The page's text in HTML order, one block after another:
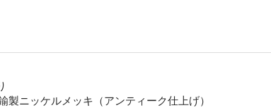
製ニッケルメッキ（アンティーク仕上げ）